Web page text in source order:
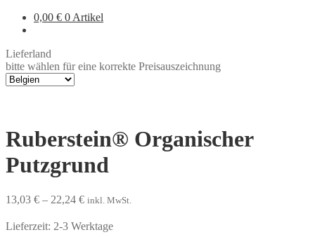
0,00 € 0 Artikel
Lieferland
bitte wählen für eine korrekte Preisauszeichnung
Ruberstein® Organischer
Putzgrund
13,03 € – 22,24 € inkl. MwSt.
Lieferzeit: 2-3 Werktage